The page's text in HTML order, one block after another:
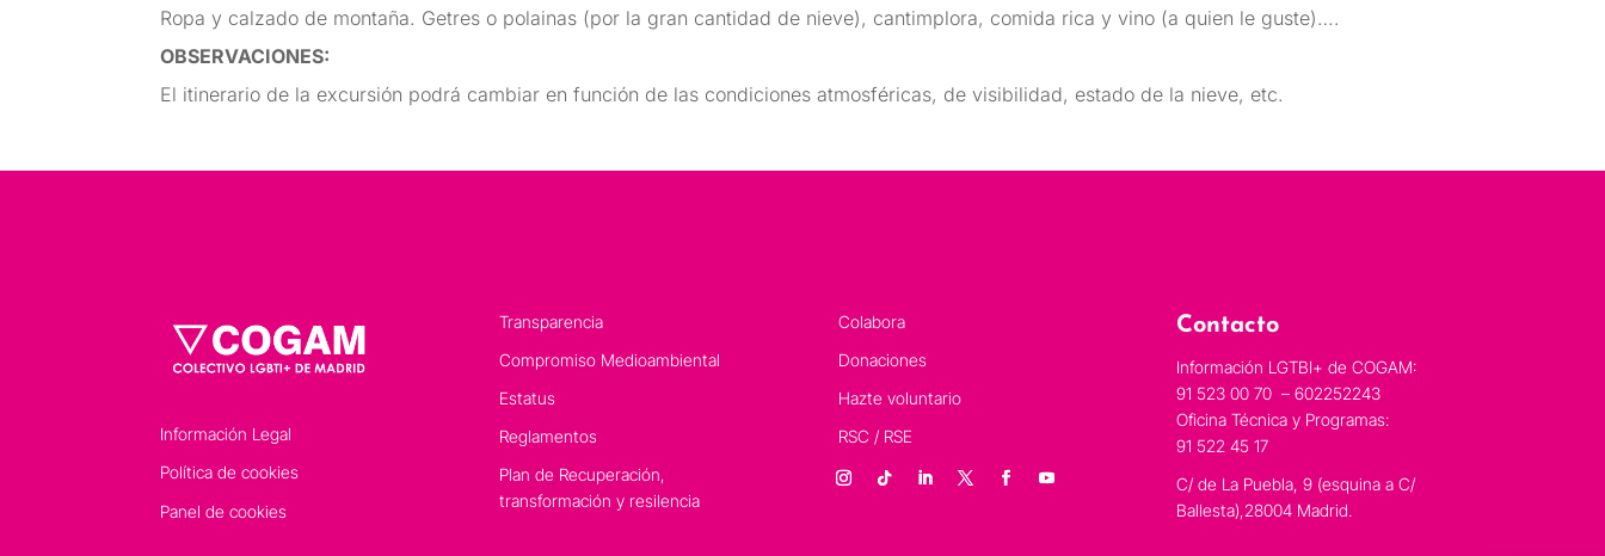
Ropa y calzado de montaña. Getres o polainas (por la gran cantidad de nieve), cantimplora, comida rica y vino (a quien le guste)….
OBSERVACIONES:
El itinerario de la excursión podrá cambiar en función de las condiciones atmosféricas, de visibilidad, estado de la nieve, etc.
Información Legal
Política de cookies
Panel de cookies
Transparencia
Compromiso Medioambiental
Estatus
Reglamentos
Plan de Recuperación,
transformación y resilencia
Colabora
Donaciones
Hazte voluntario
RSC / RSE
Contacto
Información LGTBI+ de COGAM:
91 523 00 70 – 602252243
Oficina Técnica y Programas:
91 522 45 17
C/ de La Puebla, 9 (esquina a C/
Ballesta),28004 Madrid.